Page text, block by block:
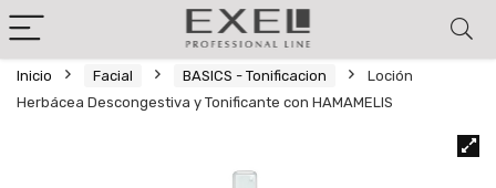
Inicio Facial BASICS - Tonificacion
Loción
Herbácea Descongestiva y Tonificante con HAMAMELIS